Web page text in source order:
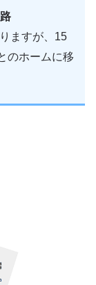
ますが、15
のホームに移